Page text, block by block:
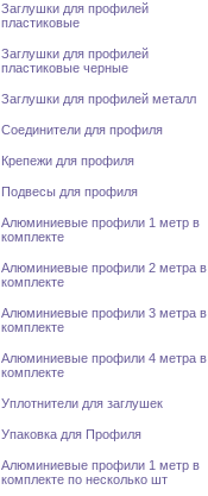
Заглушки для профилей
пластиковые
Заглушки для профилей
пластиковые черные
Заглушки для профилей металл
Соединители для профиля
Крепежи для профиля
Подвесы для профиля
Алюминиевые профили 1 метр в
комплекте
Алюминиевые профили 2 метра в
комплекте
Алюминиевые профили 3 метра в
комплекте
Алюминиевые профили 4 метра в
комплекте
Уплотнители для заглушек
Упаковка для Профиля
Алюминиевые профили 1 метр в
комплекте по несколько шт